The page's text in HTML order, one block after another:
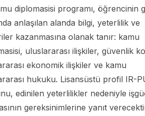
diplomasisi programı, öğrencinin
anlaşılan alanda bilgi, yeterlilik ve
kazanmasına olanak tanır: kamu
uluslararası ilişkiler, güvenlik
ekonomik ilişkiler ve kamu
hukuku. Lisansüstü profil IR-
edinilen yeterlilikler nedeniyle
gereksinimlerine yanıt